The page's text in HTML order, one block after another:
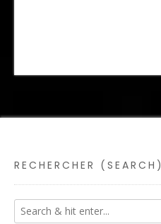
RECHERCHER (SEARCH)